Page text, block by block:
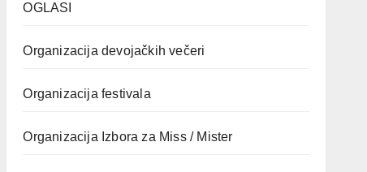
OGLASI
Organizacija devojačkih večeri
Organizacija festivala
Organizacija Izbora za Miss / Mister